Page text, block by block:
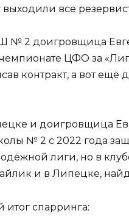
все
№ 2 доигровщица
ЦФО за
контракт, а вот ещё
и доигровщица
№ 2 с 2022 года
лиги, но в
и в Липецке,
итог спарринга: